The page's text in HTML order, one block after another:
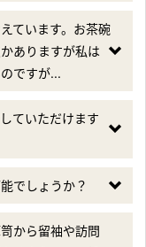
ています。お茶碗
ありますが私は
ですが...
ていただけます
でしょうか？
から留袖や訪問